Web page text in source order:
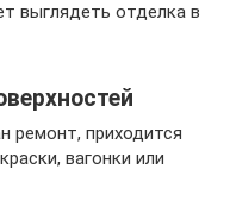
выглядеть отделка в
ремонт, приходится
вагонки или